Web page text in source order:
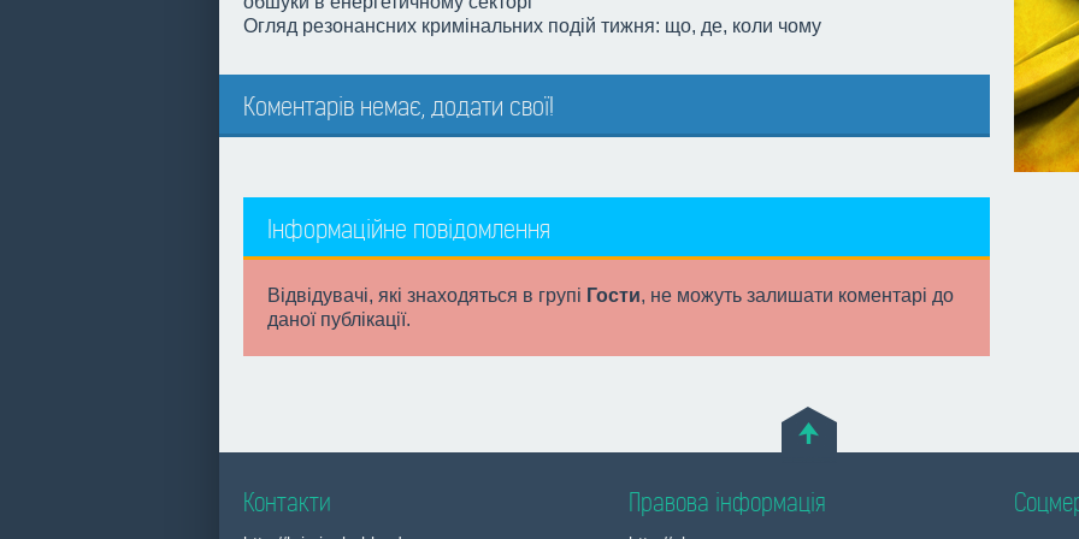
Огляд резонансних кримінальних подій тижня: що, де, коли чому
Коментарів немає, додати свої!
Інформаційне повідомлення
Відвідувачі, які знаходяться в групі Гости, не можуть залишати коментарі до
даної публікації.
Контакти Правова інформація